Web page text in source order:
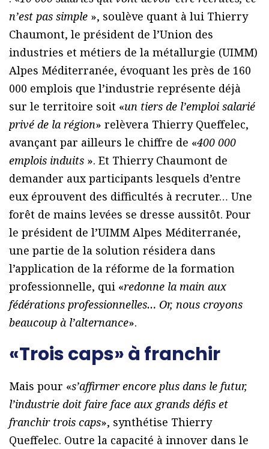
n’est pas simple », soulève quant à lui Thierry
Chaumont, le président de l’Union des
industries et métiers de la métallurgie (UIMM)
Alpes Méditerranée, évoquant les près de 160
000 emplois que l’industrie représente déjà
sur le territoire soit «un tiers de l’emploi salarié
privé de la région» relèvera Thierry Queffelec,
avançant par ailleurs le chiffre de «400 000
emplois induits ». Et Thierry Chaumont de
demander aux participants lesquels d’entre
eux éprouvent des difficultés à recruter… Une
forêt de mains levées se dresse aussitôt. Pour
le président de l’UIMM Alpes Méditerranée,
une partie de la solution résidera dans
l’application de la réforme de la formation
professionnelle, qui «redonne la main aux
fédérations professionnelles… Or, nous croyons
beaucoup à l’alternance».
«Trois caps» à franchir
Mais pour «s’affirmer encore plus dans le futur,
l’industrie doit faire face aux grands défis et
franchir trois caps», synthétise Thierry
Queffelec. Outre la capacité à innover dans le